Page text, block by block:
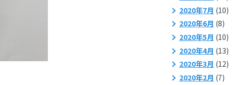
2020年7月 (10)
2020年6月 (8)
2020年5月 (10)
2020年4月 (13)
2020年3月 (12)
2020年2月 (7)